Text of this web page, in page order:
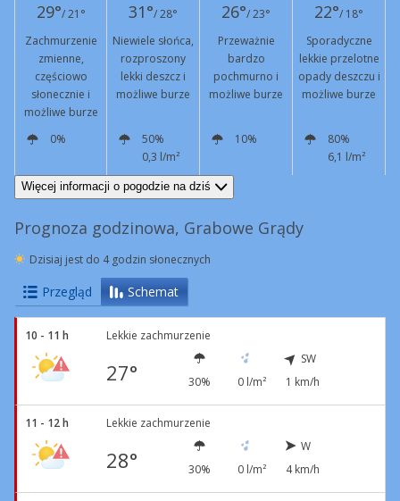
29°/ 21° 31°/ 28° 26°/ 23° 22°/ 18°
Zachmurzenie
zmienne,
częściowo
słonecznie i
możliwe burze
Niewiele słońca,
rozproszony
lekki deszcz i
możliwe burze
Przeważnie
bardzo
pochmurno i
możliwe burze
Sporadyczne
lekkie przelotne
opady deszczu i
możliwe burze
0%
50%
0,3 l/m²
10%
80%
6,1 l/m²
N
4 km/h W
10 km/h
Więcej informacji o pogodzie na dziś
Prognoza godzinowa, Grabowe Grądy
Dzisiaj jest do 4 godzin słonecznych
Przegląd Schemat
10 - 11 h Lekkie zachmurzenie
27° 30% 0 l/m²
SW
1 km/h
11 - 12 h Lekkie zachmurzenie
28° 30% 0 l/m²
W
4 km/h